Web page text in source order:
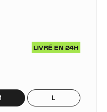
LIVRÉ EN 24H
L